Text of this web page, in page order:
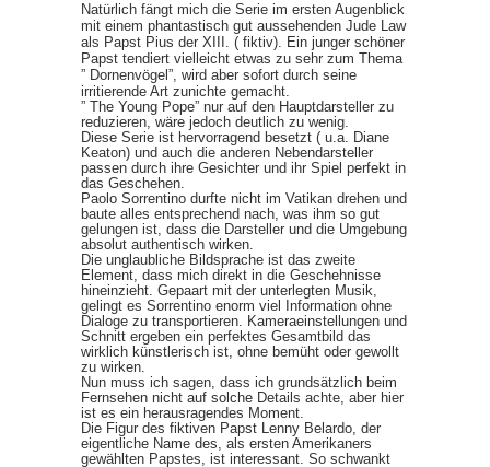
Natürlich fängt mich die Serie im ersten Augenblick
mit einem phantastisch gut aussehenden Jude Law
als Papst Pius der XIII. ( fiktiv). Ein junger schöner
Papst tendiert vielleicht etwas zu sehr zum Thema
” Dornenvögel”, wird aber sofort durch seine
irritierende Art zunichte gemacht.
” The Young Pope” nur auf den Hauptdarsteller zu
reduzieren, wäre jedoch deutlich zu wenig.
Diese Serie ist hervorragend besetzt ( u.a. Diane
Keaton) und auch die anderen Nebendarsteller
passen durch ihre Gesichter und ihr Spiel perfekt in
das Geschehen.
Paolo Sorrentino durfte nicht im Vatikan drehen und
baute alles entsprechend nach, was ihm so gut
gelungen ist, dass die Darsteller und die Umgebung
absolut authentisch wirken.
Die unglaubliche Bildsprache ist das zweite
Element, dass mich direkt in die Geschehnisse
hineinzieht. Gepaart mit der unterlegten Musik,
gelingt es Sorrentino enorm viel Information ohne
Dialoge zu transportieren. Kameraeinstellungen und
Schnitt ergeben ein perfektes Gesamtbild das
wirklich künstlerisch ist, ohne bemüht oder gewollt
zu wirken.
Nun muss ich sagen, dass ich grundsätzlich beim
Fernsehen nicht auf solche Details achte, aber hier
ist es ein herausragendes Moment.
Die Figur des fiktiven Papst Lenny Belardo, der
eigentliche Name des, als ersten Amerikaners
gewählten Papstes, ist interessant. So schwankt